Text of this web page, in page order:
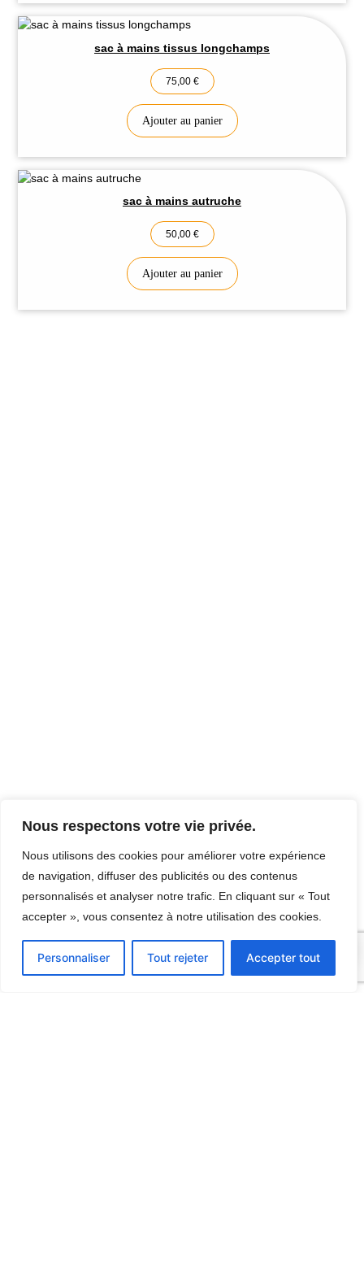
Nous respectons votre vie privée.
Nous utilisons des cookies pour améliorer votre expérience
de navigation, diffuser des publicités ou des contenus
personnalisés et analyser notre trafic. En cliquant sur « Tout
accepter », vous consentez à notre utilisation des cookies.
Personnaliser Tout rejeter Accepter tout
sac à mains tissus longchamps
75,00 €
Ajouter au panier
sac à mains autruche
50,00 €
Ajouter au panier